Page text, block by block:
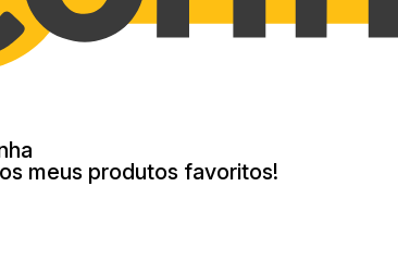
meus produtos favoritos!